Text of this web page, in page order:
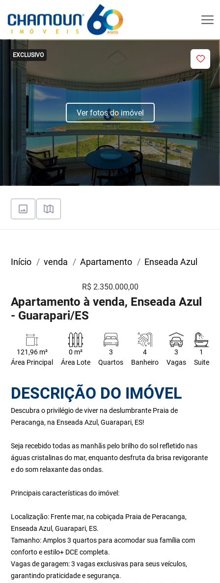
EXCLUSIVO
Ver fotos do imóvel
Início venda Apartamento Enseada Azul
R$ 2.350.000,00
Apartamento à venda, Enseada Azul
- Guarapari/ES
121,96 m²
Área Principal
0 m²
Área Lote
3
Quartos
4
Banheiro
3
Vagas
1
Suite
DESCRIÇÃO DO IMÓVEL
Descubra o privilégio de viver na deslumbrante Praia de
Peracanga, na Enseada Azul, Guarapari, ES!
Seja recebido todas as manhãs pelo brilho do sol refletido nas
águas cristalinas do mar, enquanto desfruta da brisa revigorante
e do som relaxante das ondas.
Principais características do imóvel:
Localização: Frente mar, na cobiçada Praia de Peracanga,
Enseada Azul, Guarapari, ES.
Tamanho: Amplos 3 quartos para acomodar sua família com
conforto e estilo+ DCE completa.
Vagas de garagem: 3 vagas exclusivas para seus veículos,
garantindo praticidade e segurança.